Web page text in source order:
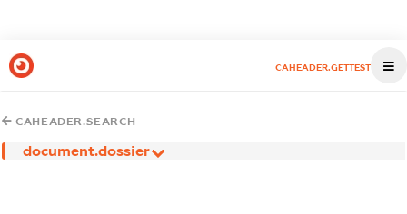
CAHEADER.GETTEST
CAHEADER.SEARCH
document.dossier